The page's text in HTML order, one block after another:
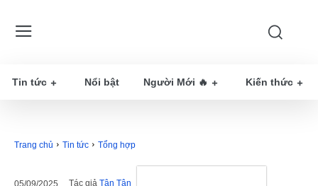
Tin tức Nổi bật Người Mới 🔥 Kiến thức
Trang chủ Tin tức Tổng hợp
05/09/2025 Tác giả Tân Tân